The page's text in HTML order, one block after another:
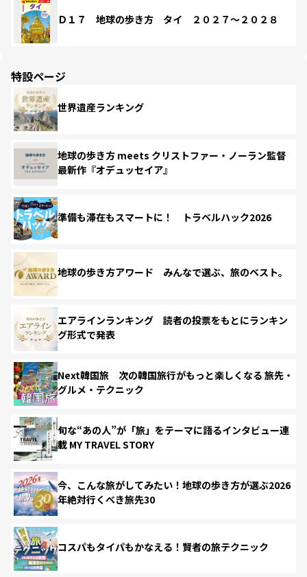
Ｄ１７ 地球の歩き方 タイ ２０２７～２０２８
特設ページ
世界遺産ランキング
地球の歩き方 meets クリストファー・ノーラン監督
最新作『オデュッセイア』
準備も滞在もスマートに！ トラベルハック2026
地球の歩き方アワード みんなで選ぶ、旅のベスト。
エアラインランキング 読者の投票をもとにランキン
グ形式で発表
Next韓国旅 次の韓国旅行がもっと楽しくなる 旅先・
グルメ・テクニック
旬な“あの人”が「旅」をテーマに語るインタビュー連
載 MY TRAVEL STORY
今、こんな旅がしてみたい！地球の歩き方が選ぶ2026
年絶対行くべき旅先30
コスパもタイパもかなえる！賢者の旅テクニック